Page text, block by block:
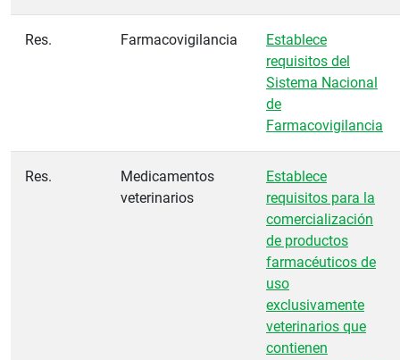
Res. Farmacovigilancia
Establece
requisitos del
Sistema Nacional
de
Farmacovigilancia
Res.
Medicamentos
veterinarios
Establece
requisitos para la
comercialización
de productos
farmacéuticos de
uso
exclusivamente
veterinarios que
contienen